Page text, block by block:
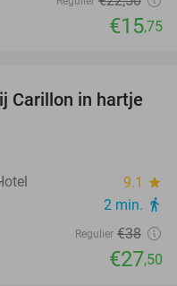
€15,75
28%
Carillon in hartje
9.1 star
2 min. directions_walk
Regulier €38
€27,50